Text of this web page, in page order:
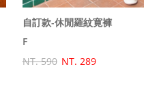
自訂款-休閒羅紋寛褲
F
NT. 590 NT. 289